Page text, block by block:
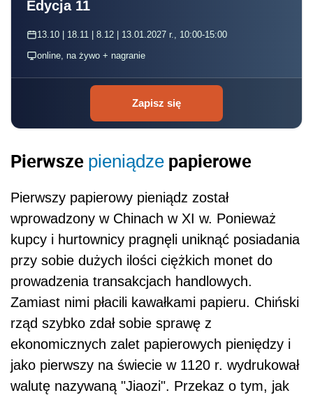
Edycja 11
13.10 | 18.11 | 8.12 | 13.01.2027 r., 10:00-15:00
online, na żywo + nagranie
Zapisz się
Pierwsze pieniądze papierowe
Pierwszy papierowy pieniądz został
wprowadzony w Chinach w XI w. Ponieważ
kupcy i hurtownicy pragnęli uniknąć posiadania
przy sobie dużych ilości ciężkich monet do
prowadzenia transakcjach handlowych.
Zamiast nimi płacili kawałkami papieru. Chiński
rząd szybko zdał sobie sprawę z
ekonomicznych zalet papierowych pieniędzy i
jako pierwszy na świecie w 1120 r. wydrukował
walutę nazywaną "Jiaozi". Przekaz o tym, jak